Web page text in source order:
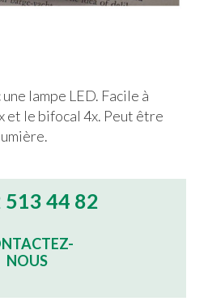
lampe LED. Facile à
et le bifocal 4x. Peut être
513 44 82
NOUS